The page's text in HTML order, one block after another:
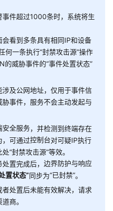
事件超过1000条时，系统将生
看到多条具有相同IP和设备
何一条执行“封禁攻击源”操作
的威胁事件的“事件处置状态”
及公网地址，仅用于事件信
事件，服务不会主动发起与
安全服务，并检测到终端存在
，可通过控制台对可疑IP执行
“封禁攻击源”等效。
处置完成后， 边界防护与响应
置状态”同步为“已封禁”。
处置后未能有效解决，请求
商。